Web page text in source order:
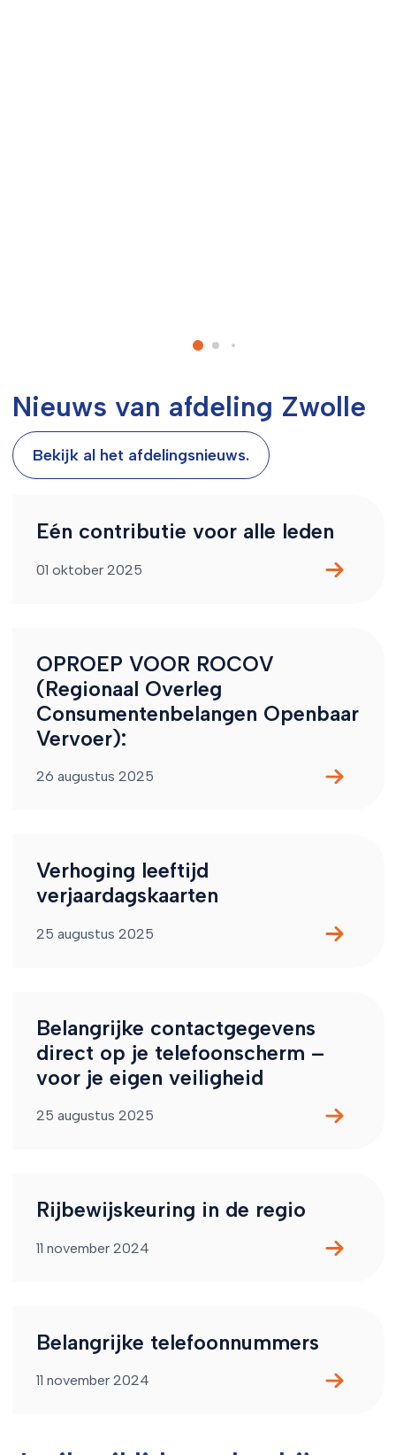
Nieuws van afdeling Zwolle
Bekijk al het afdelingsnieuws.
Eén contributie voor alle leden
01 oktober 2025
OPROEP VOOR ROCOV
(Regionaal Overleg
Consumentenbelangen Openbaar
Vervoer):
26 augustus 2025
Verhoging leeftijd
verjaardagskaarten
25 augustus 2025
Belangrijke contactgegevens
direct op je telefoonscherm –
voor je eigen veiligheid
25 augustus 2025
Rijbewijskeuring in de regio
11 november 2024
Belangrijke telefoonnummers
11 november 2024